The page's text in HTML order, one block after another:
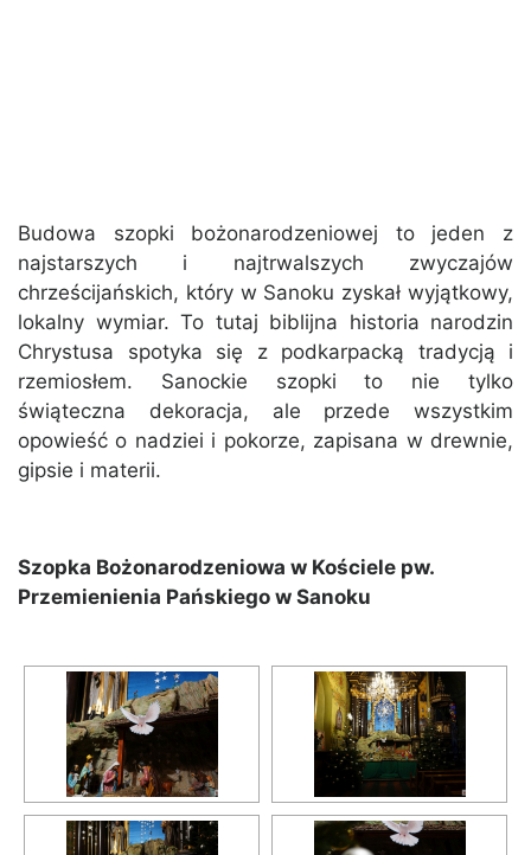
Budowa szopki bożonarodzeniowej to jeden z
najstarszych i najtrwalszych zwyczajów
chrześcijańskich, który w Sanoku zyskał wyjątkowy,
lokalny wymiar. To tutaj biblijna historia narodzin
Chrystusa spotyka się z podkarpacką tradycją i
rzemiosłem. Sanockie szopki to nie tylko
świąteczna dekoracja, ale przede wszystkim
opowieść o nadziei i pokorze, zapisana w drewnie,
gipsie i materii.
Szopka Bożonarodzeniowa w Kościele pw.
Przemienienia Pańskiego w Sanoku